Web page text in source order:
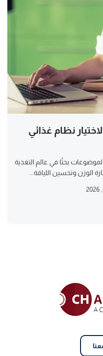
نظام غذائي
بحثًا في عالم التغذية
الوزن وتحسين اللياقة...